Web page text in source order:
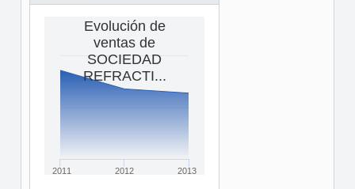
Evolución de
ventas de
SOCIEDAD
REFRACTI...
2011 2012 2013